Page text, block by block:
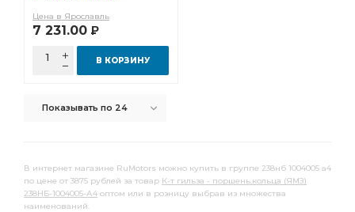
Цена в Ярославль
7 231.00 Р
В КОРЗИНУ
Показывать по 24
В интернет магазине RuMotors можно купить в группе 238нб 1004005 а4
по цене от 3875 рублей за товар К-т гильза - поршень,кольца (ЯМЗ)
238НБ-1004005-А4 оптом или в розницу выбрав из множества
наименований.